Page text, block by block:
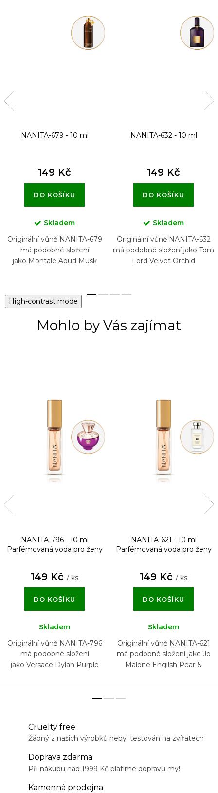
NANITA-679 - 10 ml
149 Kč
DO KOŠÍKU
Skladem
Originální vůně NANITA-679
má podobné složení
jako Montale Aoud Musk
NANITA-632 - 10 ml
149 Kč
DO KOŠÍKU
Skladem
Originální vůně NANITA-632
má podobné složení jako Tom
Ford Velvet Orchid
High-contrast mode
Mohlo by Vás zajímat
NANITA-796 - 10 ml
Parfémovaná voda pro ženy
149 Kč / ks
DO KOŠÍKU
Skladem
Originální vůně NANITA-796
má podobné složení
jako Versace Dylan Purple
NANITA-621 - 10 ml
Parfémovaná voda pro ženy
149 Kč / ks
DO KOŠÍKU
Skladem
Originální vůně NANITA-621
má podobné složení jako Jo
Malone Engilsh Pear &
Cruelty free
Žádný z našich výrobků nebyl testován na zvířatech
Doprava zdarma
Při nákupu nad 1999 Kč platíme dopravu my!
Kamenná prodejna